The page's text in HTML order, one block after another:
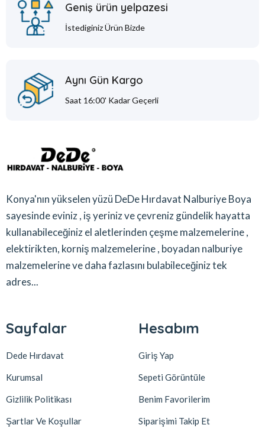
Geniş ürün yelpazesi
İstediginiz Ürün Bizde
Aynı Gün Kargo
Saat 16:00' Kadar Geçerli
Konya'nın yükselen yüzü DeDe Hırdavat Nalburiye Boya
sayesinde eviniz , iş yeriniz ve çevreniz gündelik hayatta
kullanabileceğiniz el aletlerinden çeşme malzemelerine ,
elektirikten, korniş malzemelerine , boyadan nalburiye
malzemelerine ve daha fazlasını bulabileceğiniz tek
adres...
Sayfalar
Dede Hırdavat
Kurumsal
Gizlilik Politikası
Şartlar Ve Koşullar
Hesabım
Giriş Yap
Sepeti Görüntüle
Benim Favorilerim
Siparişimi Takip Et